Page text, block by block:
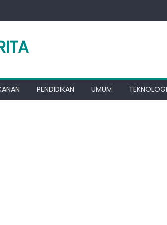
PENDIDIKAN UMUM TEKNOLOGI